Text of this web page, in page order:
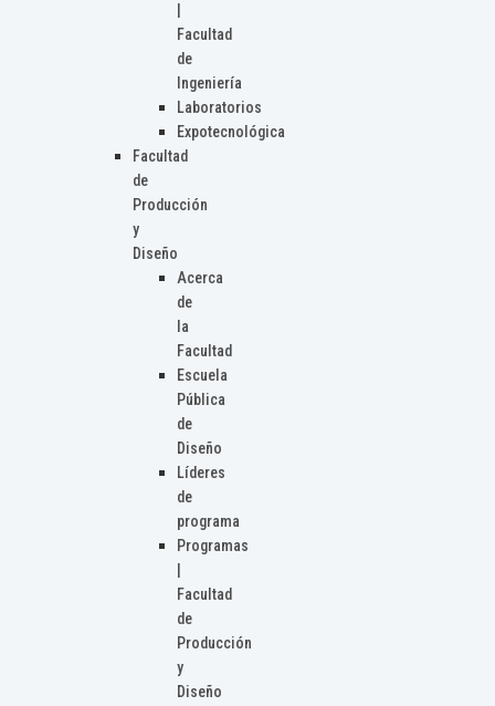
Facultad
de
Ingeniería
Laboratorios
Expotecnológica
Facultad
de
Producción
y
Diseño
Acerca
de
la
Facultad
Escuela
Pública
de
Diseño
Líderes
de
programa
Programas
Facultad
de
Producción
y
Diseño